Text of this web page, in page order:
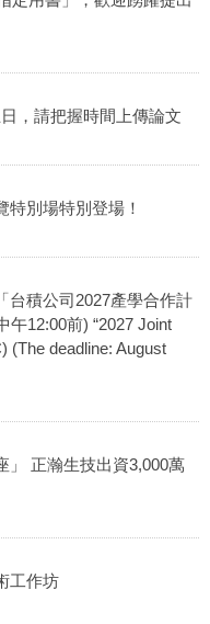
，請把握時間上傳論文
特別場特別登場！
台積公司2027產學合作計
午12:00前) “2027 Joint
(The deadline: August
」 正瀚生技出資3,000萬
工作坊